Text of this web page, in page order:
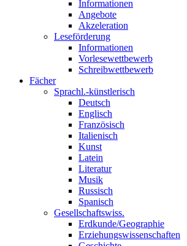
Informationen
Angebote
Akzeleration
Leseförderung
Informationen
Vorlesewettbewerb
Schreibwettbewerb
Fächer
Sprachl.-künstlerisch
Deutsch
Englisch
Französisch
Italienisch
Kunst
Latein
Literatur
Musik
Russisch
Spanisch
Gesellschaftswiss.
Erdkunde/Geographie
Erziehungswissenschaften